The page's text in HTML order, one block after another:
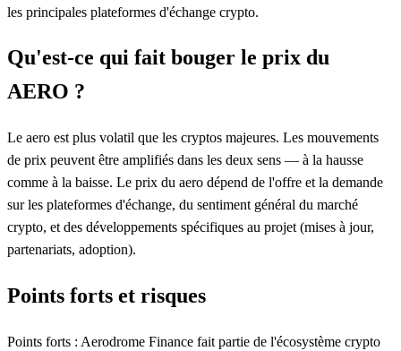
les principales plateformes d'échange crypto.
Qu'est-ce qui fait bouger le prix du
AERO ?
Le aero est plus volatil que les cryptos majeures. Les mouvements
de prix peuvent être amplifiés dans les deux sens — à la hausse
comme à la baisse. Le prix du aero dépend de l'offre et la demande
sur les plateformes d'échange, du sentiment général du marché
crypto, et des développements spécifiques au projet (mises à jour,
partenariats, adoption).
Points forts et risques
Points forts : Aerodrome Finance fait partie de l'écosystème crypto